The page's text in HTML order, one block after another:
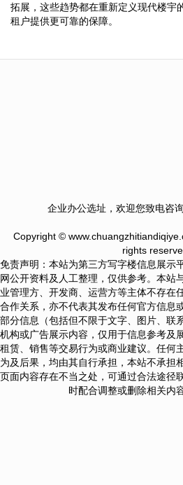
拓展，这些趋势都在重新定义现代楼宇
租户提供更可靠的保障。
企业办公选址，欢迎您致电咨询
Copyright ©
rights
免责声明：本站为第三方写字楼信息展示
网公开资料及人工整理，仅供参考。本站
业管理方、开发商、运营方等主体不存在
合作关系，亦不代表其发布任何官方信息
部分信息（包括但不限于文字、图片、联
机构或广告展示内容，仅用于信息参考及
租赁、销售等交易行为或商业建议。任何
为及后果，均由其自行承担，本站不承担
页面内容存在不当之处，可通过合法途径
时配合调整或删除相关内